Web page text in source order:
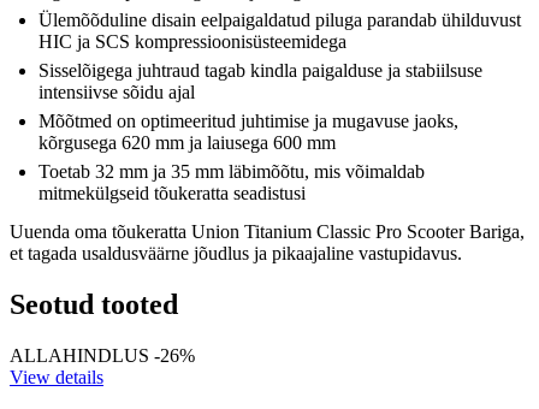
Ülemõõduline disain eelpaigaldatud piluga parandab ühilduvust
HIC ja SCS kompressioonisüsteemidega
Sisselõigega juhtraud tagab kindla paigalduse ja stabiilsuse
intensiivse sõidu ajal
Mõõtmed on optimeeritud juhtimise ja mugavuse jaoks,
kõrgusega 620 mm ja laiusega 600 mm
Toetab 32 mm ja 35 mm läbimõõtu, mis võimaldab
mitmekülgseid tõukeratta seadistusi
Uuenda oma tõukeratta Union Titanium Classic Pro Scooter Bariga,
et tagada usaldusväärne jõudlus ja pikaajaline vastupidavus.
Seotud tooted
ALLAHINDLUS -26%
View details